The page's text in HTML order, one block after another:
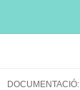
DOCUMENTACIÓ: